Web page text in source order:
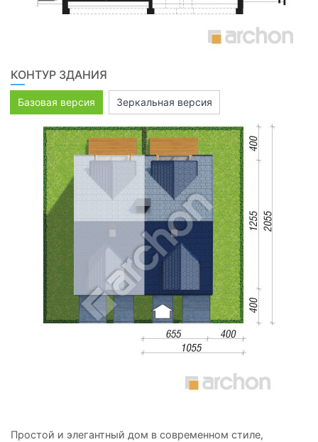
КОНТУР ЗДАНИЯ
Базовая версия Зеркальная версия
Простой и элегантный дом в современном стиле,